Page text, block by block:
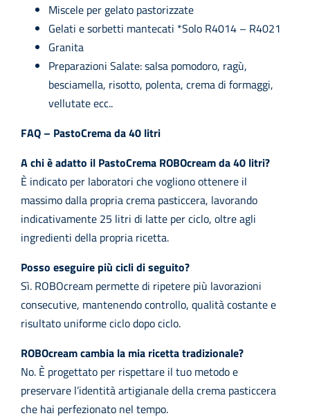
Miscele per gelato pastorizzate
Gelati e sorbetti mantecati *Solo R4014 – R4021
Granita
Preparazioni Salate: salsa pomodoro, ragù,
besciamella, risotto, polenta, crema di formaggi,
vellutate ecc..
FAQ – PastoCrema da 40 litri
A chi è adatto il PastoCrema ROBOcream da 40 litri?
È indicato per laboratori che vogliono ottenere il
massimo dalla propria crema pasticcera, lavorando
indicativamente 25 litri di latte per ciclo, oltre agli
ingredienti della propria ricetta.
Posso eseguire più cicli di seguito?
Sì. ROBOcream permette di ripetere più lavorazioni
consecutive, mantenendo controllo, qualità costante e
risultato uniforme ciclo dopo ciclo.
ROBOcream cambia la mia ricetta tradizionale?
No. È progettato per rispettare il tuo metodo e
preservare l’identità artigianale della crema pasticcera
che hai perfezionato nel tempo.